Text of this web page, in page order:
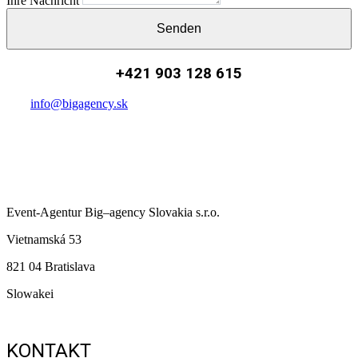
Senden
+421 903 128 615
info@bigagency.sk
Event-AgenturBig–agency Slovakia s.r.o.
Vietnamská 53
821 04 Bratislava
Slowakei
KONTAKT